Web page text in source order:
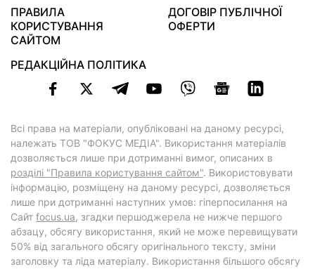
ПРАВИЛА
КОРИСТУВАННЯ
САЙТОМ
ДОГОВІР ПУБЛІЧНОЇ
ОФЕРТИ
РЕДАКЦІЙНА ПОЛІТИКА
Всі права на матеріали, опубліковані на даному ресурсі,
належать ТОВ "ФОКУС МЕДІА". Використання матеріалів
дозволяється лише при дотриманні вимог, описаних в
розділі "Правила користування сайтом". Використовувати
інформацію, розміщену на даному ресурсі, дозволяється
лише при дотриманні наступних умов: гіперпосилання на
Cайт focus.ua, згадки першоджерела не нижче першого
абзацу, обсягу використання, який не може перевищувати
50% від загального обсягу оригінального тексту, зміни
заголовку та ліда матеріалу. Використання більшого обсягу